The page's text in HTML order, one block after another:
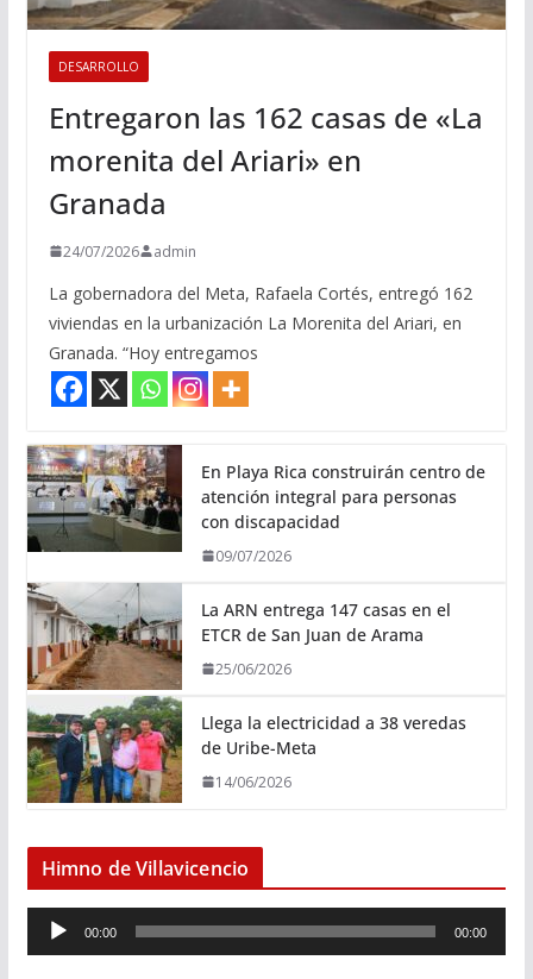
DESARROLLO
Entregaron las 162 casas de «La
morenita del Ariari» en
Granada
24/07/2026 admin
La gobernadora del Meta, Rafaela Cortés, entregó 162
viviendas en la urbanización La Morenita del Ariari, en
Granada. “Hoy entregamos
En Playa Rica construirán centro de
atención integral para personas
con discapacidad
09/07/2026
La ARN entrega 147 casas en el
ETCR de San Juan de Arama
25/06/2026
Llega la electricidad a 38 veredas
de Uribe-Meta
14/06/2026
Himno de Villavicencio
e
00:00 00:00